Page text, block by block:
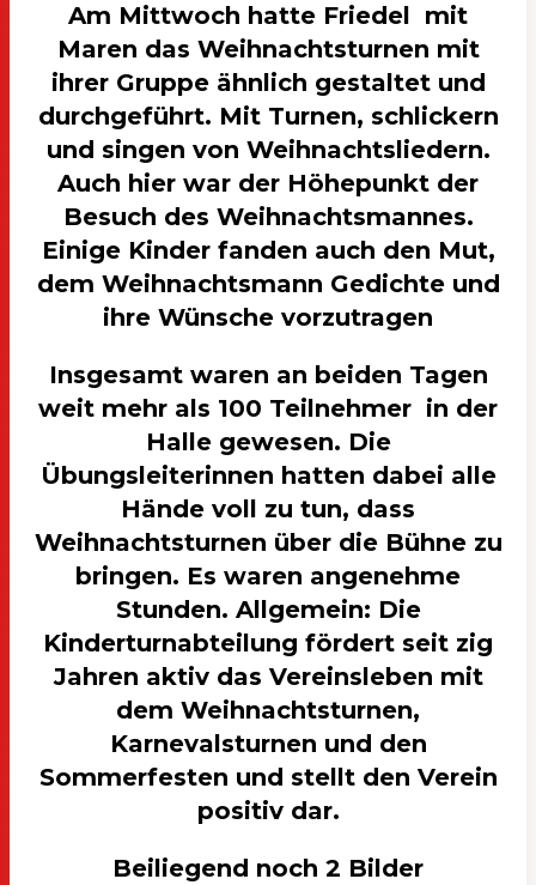
Am Mittwoch hatte Friedel mit
Maren das Weihnachtsturnen mit
ihrer Gruppe ähnlich gestaltet und
durchgeführt. Mit Turnen, schlickern
und singen von Weihnachtsliedern.
Auch hier war der Höhepunkt der
Besuch des Weihnachtsmannes.
Einige Kinder fanden auch den Mut,
dem Weihnachtsmann Gedichte und
ihre Wünsche vorzutragen
Insgesamt waren an beiden Tagen
weit mehr als 100 Teilnehmer in der
Halle gewesen. Die
Übungsleiterinnen hatten dabei alle
Hände voll zu tun, dass
Weihnachtsturnen über die Bühne zu
bringen. Es waren angenehme
Stunden. Allgemein: Die
Kinderturnabteilung fördert seit zig
Jahren aktiv das Vereinsleben mit
dem Weihnachtsturnen,
Karnevalsturnen und den
Sommerfesten und stellt den Verein
positiv dar.
Beiliegend noch 2 Bilder